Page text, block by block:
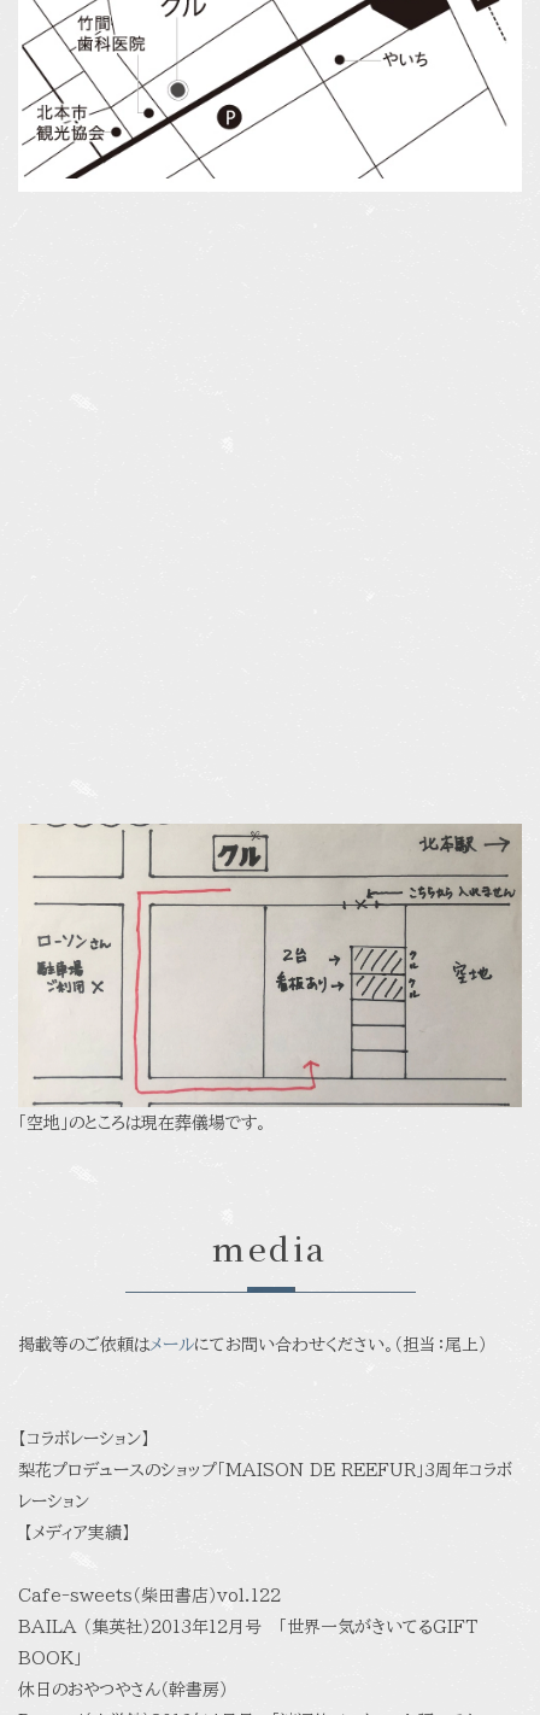
「空地」のところは現在葬儀場です。
media
掲載等のご依頼はメールにてお問い合わせください。（担当：尾上）
【コラボレーション】
梨花プロデュースのショップ「MAISON DE REEFUR」3周年コラボ
レーション
【メディア実績】
Cafe-sweets（柴田書店）vol.122
BAILA （集英社）2013年12月号 「世界一気がきいてるGIFT
BOOK」
休日のおやつやさん（幹書房）